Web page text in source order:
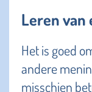
Leren van
Het is goed
andere
misschien